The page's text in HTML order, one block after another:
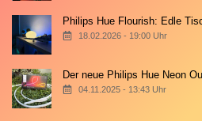
Philips Hue Flourish: Edle
18.02.2026 - 19:00 Uhr
Der neue Philips Hue Neon
04.11.2025 - 13:43 Uhr